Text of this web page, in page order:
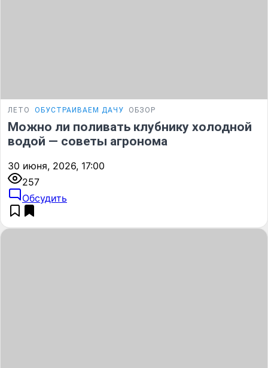
ЛЕТО ОБУСТРАИВАЕМ ДАЧУ ОБЗОР
Можно ли поливать клубнику холодной
водой — советы агронома
30 июня, 2026, 17:00
257
Обсудить